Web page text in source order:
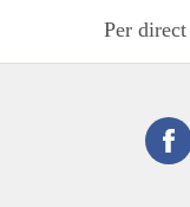
Per direct